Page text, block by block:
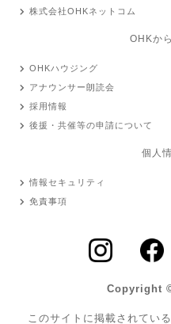
株式会社OHKネットコム
OHKか
OHKハウジング
アナウンサー朗読会
採用情報
後援・共催等の申請について
個人
情報セキュリティ
免責事項
Copyright
このサイトに掲載されてい